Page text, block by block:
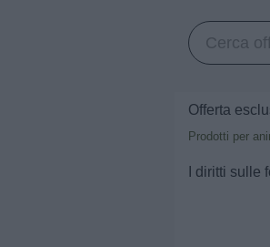
Offerta
Prodotti per
I diritti sulle